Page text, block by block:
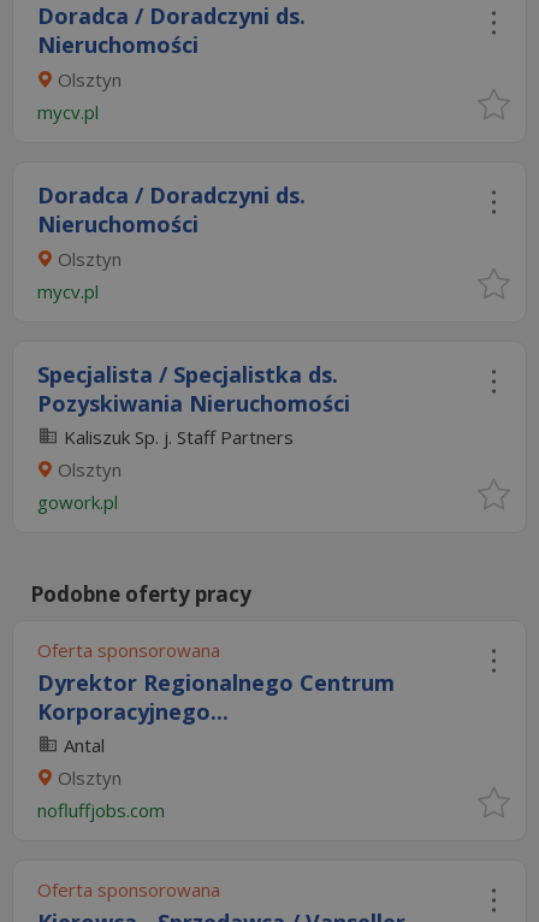
Doradca / Doradczyni ds.
Nieruchomości
Olsztyn
mycv.pl
Doradca / Doradczyni ds.
Nieruchomości
Olsztyn
mycv.pl
Specjalista / Specjalistka ds.
Pozyskiwania Nieruchomości
Kaliszuk Sp. j. Staff Partners
Olsztyn
gowork.pl
Podobne oferty pracy
Oferta sponsorowana
Dyrektor Regionalnego Centrum
Korporacyjnego...
Antal
Olsztyn
nofluffjobs.com
Oferta sponsorowana